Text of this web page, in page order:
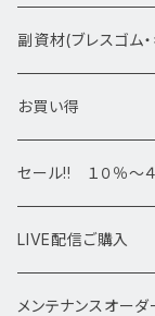
アマビエシリーズ
デザインブレス
高級・高品質ブレス
サイズ
13㎜以上
浄化さざれ石
ポイント・タワー・タ
スフィア 丸玉
置物
原石・クラスター
副資材(ブレスゴム
お買い得
セール!! １０％～
LIVE配信ご購入
メンテナンスオーダ